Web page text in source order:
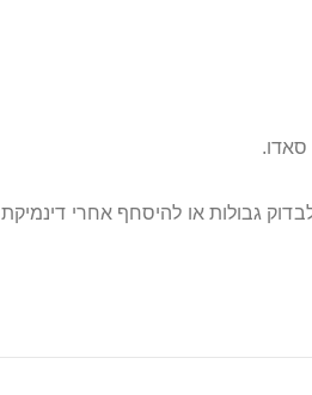
סאדו.
גבולות או להיסחף אחרי דינמיקת